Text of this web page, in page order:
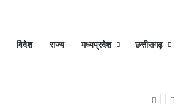
विदेश राज्य मध्यप्रदेश छत्तीसगढ़